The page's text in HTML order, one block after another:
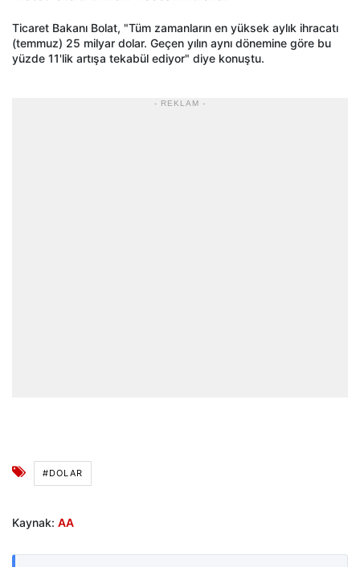
Ticaret Bakanı Bolat, "Tüm zamanların en yüksek aylık ihracatı
(temmuz) 25 milyar dolar. Geçen yılın aynı dönemine göre bu
yüzde 11'lik artışa tekabül ediyor" diye konuştu.
- REKLAM -
#DOLAR
Kaynak: AA